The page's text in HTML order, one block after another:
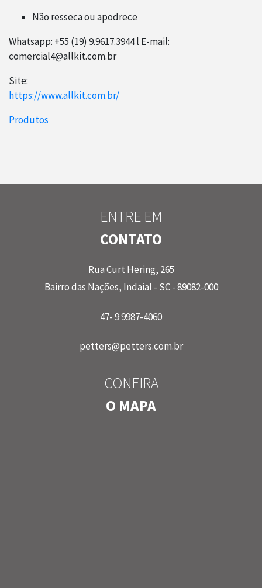
Não resseca ou apodrece
Whatsapp: +55 (19) 9.9617.3944 l E-mail:
comercial4@allkit.com.br
Site:
https://www.allkit.com.br/
Produtos
ENTRE EM
CONTATO
Rua Curt Hering, 265
Bairro das Nações, Indaial - SC - 89082-000
47- 9 9987-4060
petters@petters.com.br
CONFIRA
O MAPA